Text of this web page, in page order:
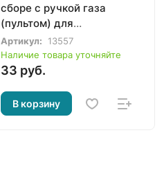
сборе с ручкой газа
(пультом) для
бензотриммера 33-52сс. с
изгибом
Артикул:
13557
Наличие товара уточняйте
33 руб.
В корзину